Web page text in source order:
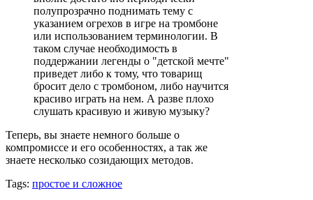
полупрозрачно поднимать тему с
указанием огрехов в игре на тромбоне
или использованием терминологии. В
таком случае необходимость в
поддержании легенды о "детской мечте"
приведет либо к тому, что товарищ
бросит дело с тромбоном, либо научится
красиво играть на нем. А разве плохо
слушать красивую и живую музыку?
Теперь, вы знаете немного больше о
компромиссе и его особенностях, а так же
знаете несколько созидающих методов.
Tags: простое и сложное